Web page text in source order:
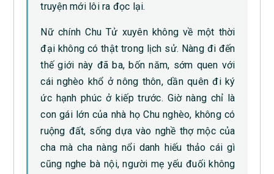
truyện mới lôi ra đọc lại.
Nữ chính Chu Tử xuyên không về một thời
đại không có thật trong lịch sử. Nàng đi đến
thế giới này đã ba, bốn năm, sớm quen với
cái nghèo khổ ở nông thôn, dần quên đi ký
ức hạnh phúc ở kiếp trước. Giờ nàng chỉ là
con gái lớn của nhà họ Chu nghèo, không có
ruộng đất, sống dựa vào nghề thợ mộc của
cha mà cha nàng nổi danh hiếu thảo cái gì
cũng nghe bà nội, người mẹ yếu đuối không